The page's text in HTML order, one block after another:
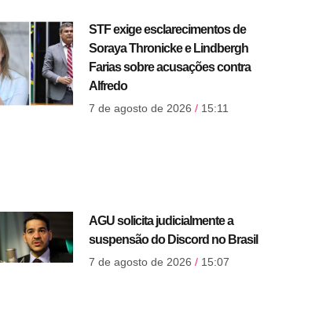
STF exige esclarecimentos de
Soraya Thronicke e Lindbergh
Farias sobre acusações contra
Alfredo
7 de agosto de 2026 15:11
AGU solicita judicialmente a
suspensão do Discord no Brasil
7 de agosto de 2026 15:07